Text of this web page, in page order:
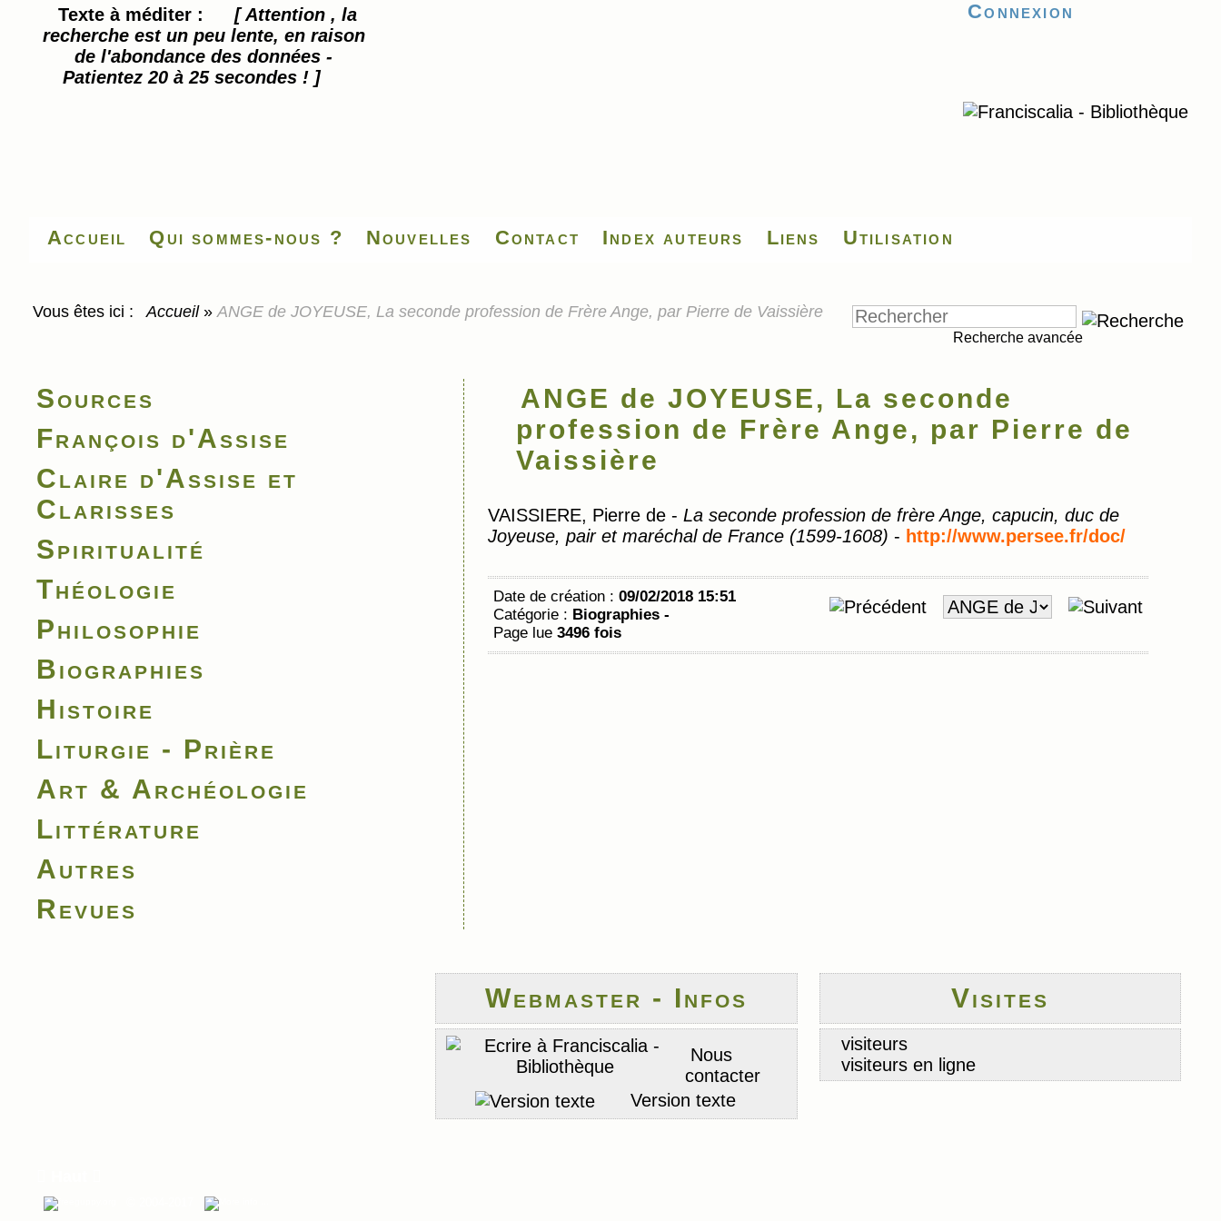
Texte à méditer :
[ Attention , la
recherche est un peu lente, en raison
de l'abondance des données -
Patientez 20 à 25 secondes ! ]
Accueil
Connexion
Qui sommes-nous ? Nouvelles Contact Index auteurs Liens Utilisation
Vous êtes ici : Accueil »ANGE de JOYEUSE, La seconde profession de Frère Ange, par Pierre de Vaissière
Recherche avancée
Sources
François d'Assise
Claire d'Assise et
Clarisses
Spiritualité
Théologie
Philosophie
Biographies
Histoire
Liturgie - Prière
Art & Archéologie
Littérature
Autres
Revues
ANGE de JOYEUSE, La seconde
profession de Frère Ange, par Pierre de
Vaissière
VAISSIERE, Pierre de - La seconde profession de frère Ange, capucin, duc de
Joyeuse, pair et maréchal de France (1599-1608) - http://www.persee.fr/doc/
Date de création : 09/02/2018 15:51
Catégorie : Biographies -
Page lue 3496 fois
Webmaster - Infos
Nous
contacter
Version texte
Visites
visiteurs
visiteurs en ligne